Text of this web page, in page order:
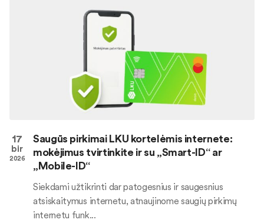
17
bir
2026
Saugūs pirkimai LKU kortelėmis internete:
mokėjimus tvirtinkite ir su „Smart-ID“ ar
„Mobile-ID“
Siekdami užtikrinti dar patogesnius ir saugesnius
atsiskaitymus internetu, atnaujinome saugių pirkimų
internetu funk...